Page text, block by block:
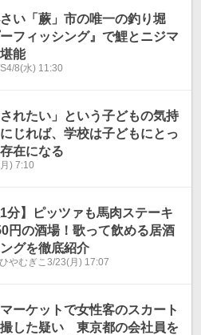
い「蕨」市の唯一の釣り堀
ーフィッシング』で鯉とニジマ
能
4/8(水) 11:30
されたい」という子どもの気持
じれば、学校は子どもにとっ
在になる
) 7:10
1分】ピッツァも馬肉ステーキ
円の酒場！歌って飲める居酒
グを徹底紹介
やむぎこ 3/23(月) 17:07
ーケットで女性客のスカート
した疑い 東京都の会社員を